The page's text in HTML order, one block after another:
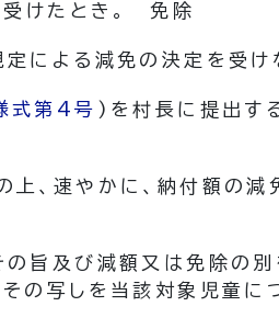
受けたとき。 免除
定による減免の決定を受け
式第4号 ) を村長に提出す
、速やかに、納付額の
旨及び減額又は免除の別
の写しを当該対象児童に